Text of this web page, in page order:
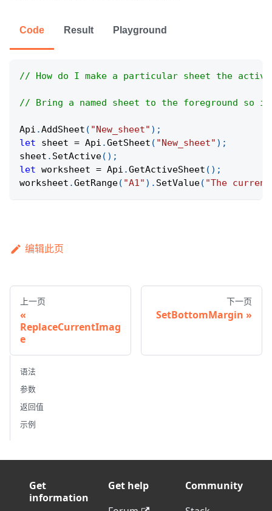
Code Result Playground
// How do I make a particular sheet the active
// Bring a named sheet to the foreground so it
Api .AddSheet ( "New_sheet" ) ;
let sheet = Api .GetSheet ( "New_sheet" ) ;
sheet . SetActive( ) ;
let worksheet = Api .GetActiveSheet ( ) ;
worksheet .GetRange( "A1" ) . SetValue( "The
编辑此页
上一页
ReplaceCurrentImag
e
下一页
SetBottomMargin
语法
参数
返回值
示例
Get
information
Get help
Community